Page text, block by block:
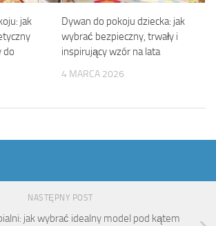
jak
do
Dywan do pokoju dziecka: jak
wybrać bezpieczny, trwały i
inspirujący wzór na lata
4 MARCA 2026
NASTĘPNY POST
jak wybrać idealny model pod kątem